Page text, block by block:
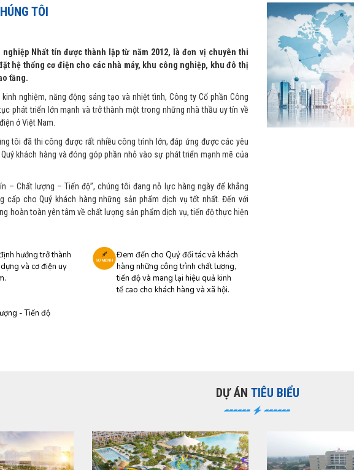
TÔI
nghiệp Nhất tín được thành lập từ năm 2012, là đơn vị chuyên thi
hệ thống cơ điện cho các nhà máy, khu công nghiệp, khu đô thị
tầng.
nghiệm, năng động sáng tạo và nhiệt tình, Công ty Cổ phần Công
phát triển lớn mạnh và trở thành một trong những nhà thầu uy tín về
ở Việt Nam.
tôi đã thi công được rất nhiều công trình lớn, đáp ứng được các yêu
khách hàng và đóng góp phần nhỏ vào sự phát triển mạnh mẽ của
– Chất lượng – Tiến độ”, chúng tôi đang nỗ lực hàng ngày để khẳng
cấp cho Quý khách hàng những sản phẩm dịch vụ tốt nhất. Đến với
hoàn toàn yên tâm về chất lượng sản phẩm dịch vụ, tiến độ thực hiện
hướng trở thành
và cơ điện uy
Đem đến cho Quý đối tác và khách
hàng những công trình chất lượng,
tiến độ và mang lại hiệu quả kinh
tế cao cho khách hàng và xã hội.
- Tiến độ
DỰ ÁN TIÊU BIỂU